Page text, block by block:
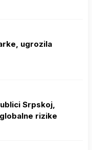
ugrozila
Srpskoj,
rizike